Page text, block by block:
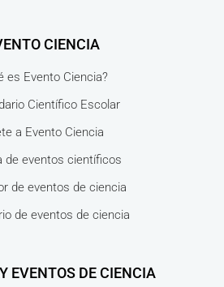
CIENCIA
es Evento Ciencia?
Científico Escolar
a Evento Ciencia
de eventos científicos
de eventos de ciencia
de eventos de ciencia
EVENTOS DE CIENCIA